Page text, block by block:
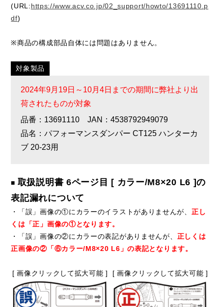
(URL:https://www.acv.co.jp/02_support/howto/13691110.p
df)
※商品の構成部品自体には問題はありません。
対象製品
2024年9月19日～10月4日までの期間に弊社より出
荷されたものが対象
品番：13691110 JAN：4538792949079
品名：パフォーマンスダンパー CT125 ハンターカ
ブ 20-23用
■ 取扱説明書 6ページ目 [ カラー/M8×20 L6 ]の
表記漏れについて
・「誤」画像の①にカラーのイラストがありませんが、 正し
くは「正」画像の①となります。
・「誤」画像の②にカラーの表記がありませんが、 正しくは
正画像の②「⑥カラー/M8×20 L6」の表記となります。
[ 画像クリックして拡大可能 ] [ 画像クリックして拡大可能 ]